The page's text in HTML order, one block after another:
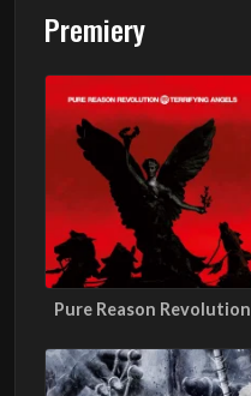
Premiery
Pure Reason Revolution